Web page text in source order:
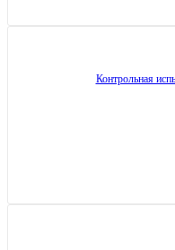
Контрольная